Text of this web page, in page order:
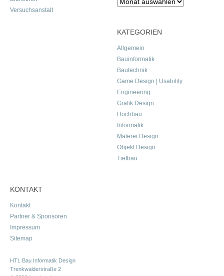
Versuchsanstalt
KATEGORIEN
Allgemein
Bauinformatik
Bautechnik
Game Design | Usability
Engineering
Grafik Design
Hochbau
Informatik
Malerei Design
Objekt Design
Tiefbau
KONTAKT
Kontakt
Partner & Sponsoren
Impressum
Sitemap
HTL Bau Informatik Design
Trenkwalderstraße 2